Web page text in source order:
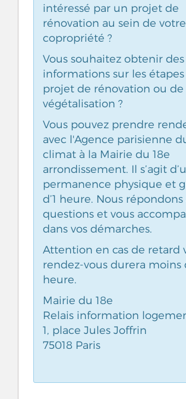
intéressé par un projet de
rénovation au sein de votre
copropriété ?
Vous souhaitez obtenir des
informations sur les étapes
projet de rénovation ou de
végétalisation ?
Vous pouvez prendre
avec l'Agence parisienne
climat à la Mairie du 18e
arrondissement. Il s’agit
permanence physique et
d’1 heure. Nous répondons
questions et vous
dans vos démarches.
Attention en cas de retard
rendez-vous durera moins
heure.
Mairie du 18e
Relais information
1, place Jules Joffrin
75018 Paris